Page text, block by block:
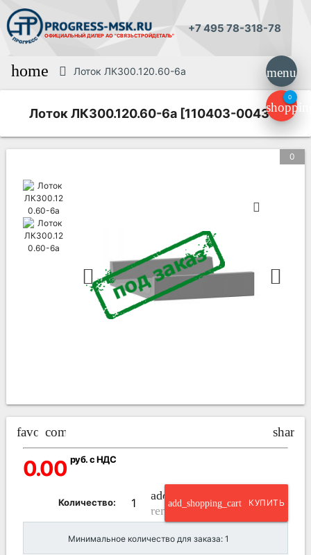
ОФИЦИАЛЬНЫЙ ДИЛЕР АО "СВЯЗЬСТРОЙДЕТАЛЬ"
+7 495 78-318-78
menu
0
home Лоток ЛК300.120.60-6а
Лоток ЛК300.120.60-6а [110403-00430]
0
favorite_border
compare_arrows share
0.00 руб. с НДС
Количество:
add_circle_outline
remove_circle_outline
add_shopping_cart КУПИТЬ
Минимальное количество для заказа: 1